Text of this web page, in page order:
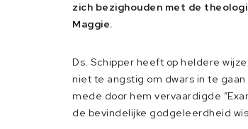
zich bezighouden met de
Maggie.
Ds. Schipper heeft op heldere
niet te angstig om dwars in te
mede door hem vervaardigde
de bevindelijke godgeleerdheid